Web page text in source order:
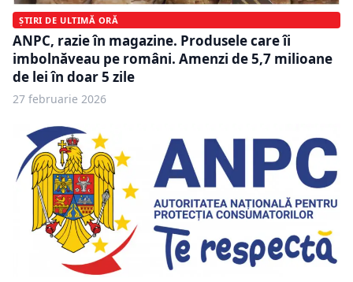
ȘTIRI DE ULTIMĂ ORĂ
ANPC, razie în magazine. Produsele care îi
imbolnăveau pe români. Amenzi de 5,7 milioane
de lei în doar 5 zile
27 februarie 2026